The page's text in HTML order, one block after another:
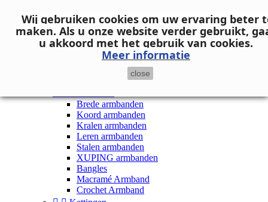
Inloggen
shopping_cart Winkelwagen (0)
Brede armbanden
Koord armbanden
Kralen armbanden
Leren armbanden
Stalen armbanden
XUPING armbanden
Bangles
Macramé Armband
Crochet Armband
Wij gebruiken cookies om uw ervaring beter
maken. Als u onze website verder gebruikt,
u akkoord met het gebruik van cookies.
Meer informatie
close